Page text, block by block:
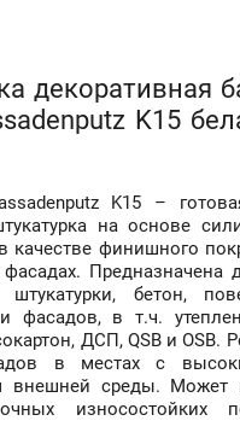
декоративная
K15
K15 –
на основе
качестве финишного
Предназначена
штукатурки, бетон,
фасадов, в т.ч.
ДСП, QSB и OSB.
в местах с
внешней среды. Может
износостойких